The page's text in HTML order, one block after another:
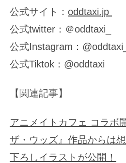
公式サイト： oddtaxi.jp
公式twitter：＠oddtaxi_
公式Instagram：@oddtaxi_
公式Tiktok ： @oddtaxi
【関連記事】
アニメイトカフェ コラボ
ザ・ウッズ』作品からは
下ろしイラストが公開！